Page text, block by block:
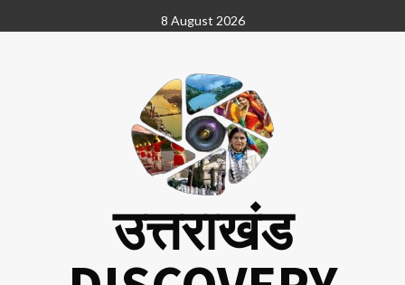
to
8 August 2026
उत्तराखंड